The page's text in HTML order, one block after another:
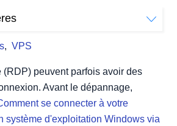
, VPS
VNC
RDP
(RDP) peuvent parfois avoir des
Avant le dépannage,
se connecter à votre
système d'exploitation Windows via